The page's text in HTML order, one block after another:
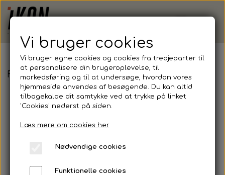
FCKN - Adidas, Squadra 21 Jersey, Junior
Vi bruger cookies
Vi bruger egne cookies og cookies fra tredjeparter til
at personalisere din brugeroplevelse, til
markedsføring og til at undersøge, hvordan vores
hjemmeside anvendes af besøgende. Du kan altid
tilbagekalde dit samtykke ved at trykke på linket
'Cookies' nederst på siden.
Læs mere om cookies her
Nødvendige cookies
Funktionelle cookies